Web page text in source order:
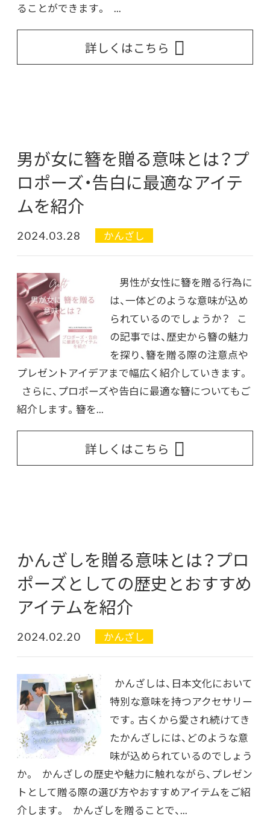
ることができます。 ...
詳しくはこちら
男が女に簪を贈る意味とは？プ
ロポーズ・告白に最適なアイテ
ムを紹介
2024.03.28 かんざし
男性が女性に簪を贈る行為に
は、一体どのような意味が込め
られているのでしょうか？ こ
の記事では、歴史から簪の魅力
を探り、簪を贈る際の注意点や
プレゼントアイデアまで幅広く紹介していきます。
さらに、プロポーズや告白に最適な簪についてもご
紹介します。簪を...
詳しくはこちら
かんざしを贈る意味とは？プロ
ポーズとしての歴史とおすすめ
アイテムを紹介
2024.02.20 かんざし
かんざしは、日本文化において
特別な意味を持つアクセサリー
です。古くから愛され続けてき
たかんざしには、どのような意
味が込められているのでしょう
か。 かんざしの歴史や魅力に触れながら、プレゼン
トとして贈る際の選び方やおすすめアイテムをご紹
介します。 かんざしを贈ることで、...